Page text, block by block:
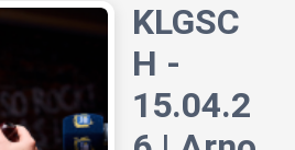
KLGSC
H -
15.04.2